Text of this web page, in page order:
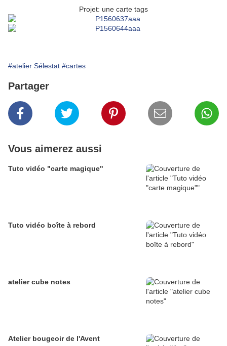
Projet: une carte tags
#atelier Sélestat #cartes
Partager
Vous aimerez aussi
Tuto vidéo "carte magique"
Tuto vidéo boîte à rebord
atelier cube notes
Atelier bougeoir de l'Avent